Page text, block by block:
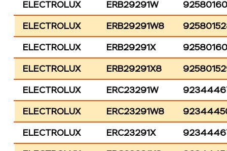
ELECTROLUX ERB29291W
ELECTROLUX
ERB29291W8
ELECTROLUX
ERB29291X
ELECTROLUX
ERB29291X8
ELECTROLUX
ERC23291W
ELECTROLUX
ERC23291W8
ELECTROLUX
ERC23291X